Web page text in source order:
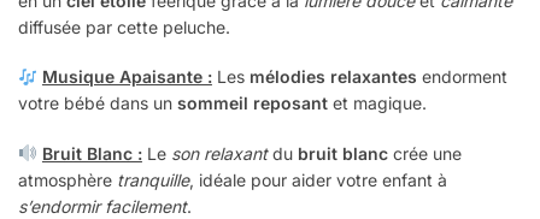
diffusée par cette peluche.
Musique Apaisante :Les mélodies relaxantes endorment
votre bébé dans un sommeil reposant et magique.
Bruit Blanc :Le son relaxantdu bruit blanccrée une
atmosphère tranquille, idéale pour aider votre enfant à
s’endormir facilement.